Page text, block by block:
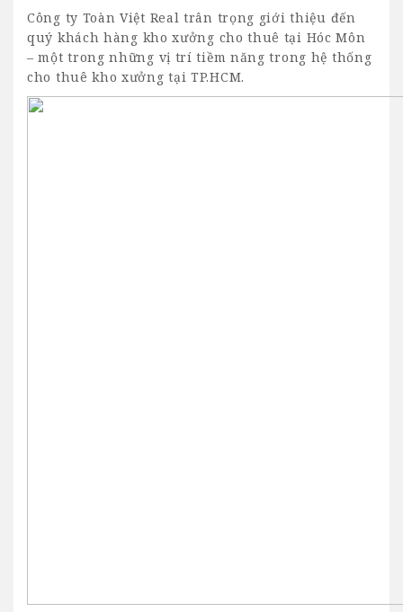
Công ty Toàn Việt Real trân trọng giới thiệu đến
quý khách hàng kho xưởng cho thuê tại Hóc Môn
– một trong những vị trí tiềm năng trong hệ thống
cho thuê kho xưởng tại TP.HCM.